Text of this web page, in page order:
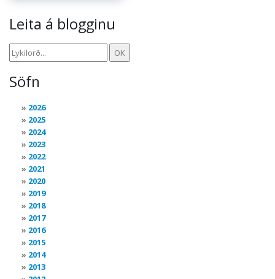
Leita á blogginu
Söfn
2026
2025
2024
2023
2022
2021
2020
2019
2018
2017
2016
2015
2014
2013